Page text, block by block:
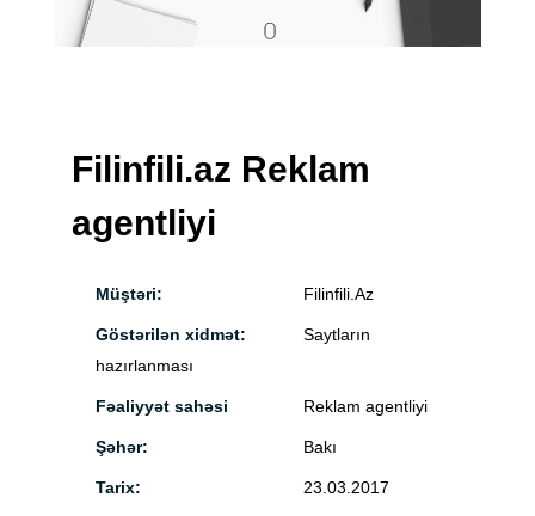
Filinfili.az Reklam
agentliyi
Müştəri: Filinfili.Az
Göstərilən xidmət:
Saytların
hazırlanması
Fəaliyyət sahəsi Reklam agentliyi
Şəhər: Bakı
Tarix: 23.03.2017